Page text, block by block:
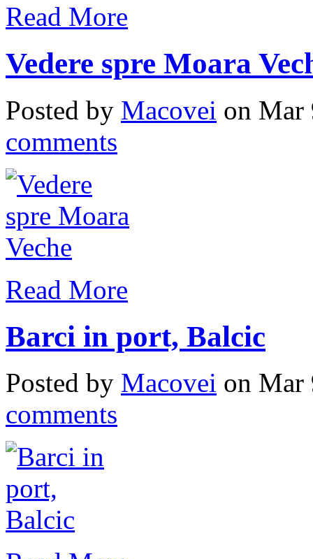
Read More
Vedere spre Moara
Posted by Macovei on
comments
Read More
Barci in port, Balcic
Posted by Macovei on
comments